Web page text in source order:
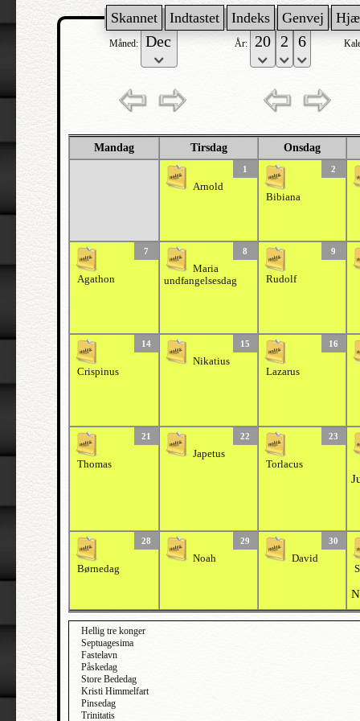
Skannet Indtastet Indeks Genvej
Måned: År:
Mandag Tirsdag Onsdag
1
Arnold
2
Bibiana
7
Agathon
8
Maria
undfangelsesdag
9
Rudolf
14
Crispinus
15
Nikatius
16
Lazarus
21
Thomas
22
Japetus
23
Torlacus
28
Børnedag
29
Noah
30
David
Hellig tre konger
Septuagesima
Fastelavn
Påskedag
Store Bededag
Kristi Himmelfart
Pinsedag
Trinitatis